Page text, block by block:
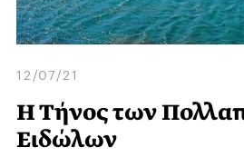
12/07/21
Η Τήνος των
Ειδώλων